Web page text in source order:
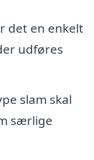
det en enkelt
udføres
slam skal
særlige